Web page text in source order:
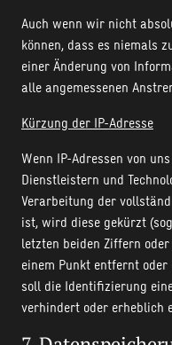
Auch wenn wir nicht
können, dass es niemals
einer Änderung von
alle angemessenen
Kürzung der IP-Adresse
Wenn IP-Adressen von
Dienstleistern und
Verarbeitung der
ist, wird diese gekürzt
letzten beiden Ziffern
einem Punkt entfernt
soll die Identifizierung
verhindert oder erheblich